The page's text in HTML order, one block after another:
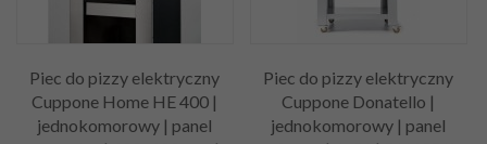
Piec do pizzy elektryczny
Cuppone Home HE 400 |
jednokomorowy | panel
Piec do pizzy elektryczny
Cuppone Donatello |
jednokomorowy | panel